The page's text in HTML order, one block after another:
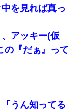
くれと頼まれた。父
喜んで私の写真を
はないわと判断して
いるらしく…
料を払って離婚し
前、これが詐欺だっ
を見れば真っ
アッキー(仮
の『だぁ』って
うん知ってる